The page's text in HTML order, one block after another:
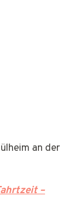
an der
–